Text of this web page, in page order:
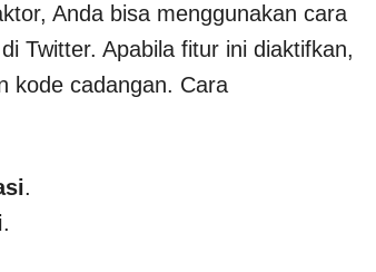
Anda bisa menggunakan cara
Twitter. Apabila fitur ini diaktifkan,
kode cadangan. Cara
.
.